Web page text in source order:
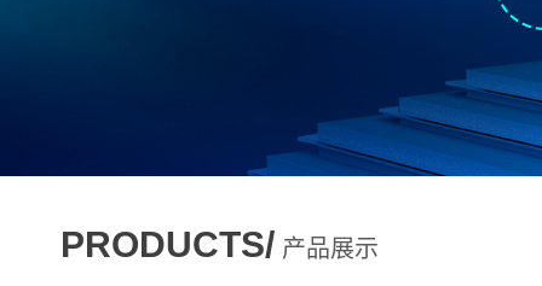
PRODUCTS/ 产品展示